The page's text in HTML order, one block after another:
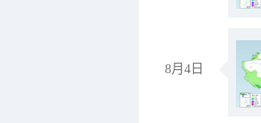
8月4日